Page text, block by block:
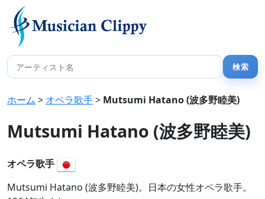
ホーム > オペラ歌手> Mutsumi Hatano (波多野睦美)
Mutsumi Hatano (波多野睦美)
オペラ歌手
Mutsumi Hatano (波多野睦美)。日本の女性オペラ歌手。